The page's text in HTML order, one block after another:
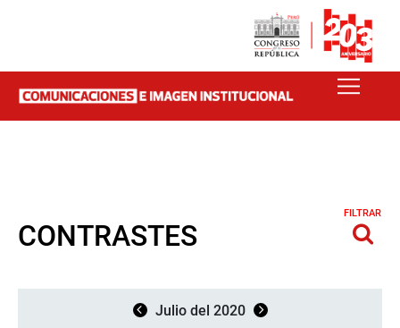
CONTRASTES
FILTRAR
Julio del 2020